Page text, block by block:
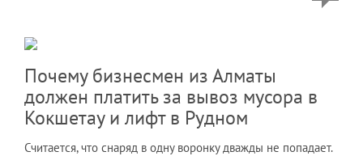
Почему бизнесмен из Алматы
должен платить за вывоз мусора в
Кокшетау и лифт в Рудном
Считается, что снаряд в одну воронку дважды не попадает.